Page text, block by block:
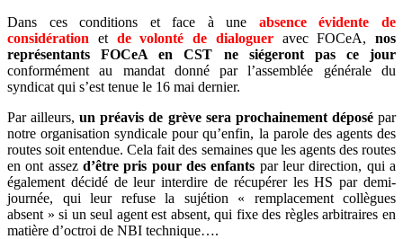
Dans ces conditions et face à une absence évidente de
considération et de volonté de dialogueravec FOCeA, nos
représentants FOCeA en CST ne siégeront pas ce jour
conformément au mandat donné par l’assemblée générale du
syndicat qui s’est tenue le 16 mai dernier.
Par ailleurs,un préavis de grève sera prochainement déposépar
notre organisation syndicale pour qu’enfin, la parole des agents des
routes soit entendue. Cela fait des semaines que les agents des routes
en ont assez d’être pris pour des enfants par leur direction, qui a
également décidé de leur interdire de récupérer les HS par demi-
journée, qui leur refuse la sujétion « remplacement collègues
absent » si un seul agent est absent, qui fixe des règles arbitraires en
matière d’octroi de NBI technique….